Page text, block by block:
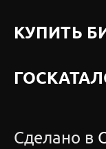
КУПИТЬ
Сделано в